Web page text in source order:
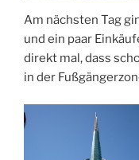
Am nächsten Tag
und ein paar
direkt mal, dass
in der